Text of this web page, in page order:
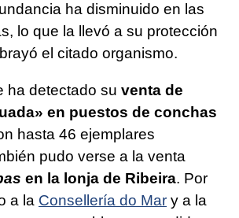
ha disminuido en las
lo que la llevó a su protección
el citado organismo.
ha detectado su venta de
en puestos de conchas
hasta 46 ejemplares
pudo verse a la venta
en la lonja de Ribeira. Por
a la Consellería do Mar y a la